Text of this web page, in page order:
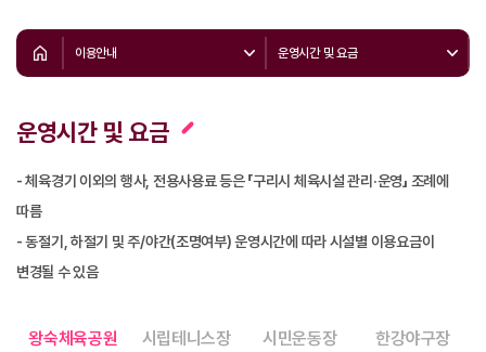
이용안내 운영시간 및 요금
운영시간 및 요금
- 체육경기 이외의 행사, 전용사용료 등은 「구리시 체육시설 관리·운영」 조례에
따름
- 동절기, 하절기 및 주/야간(조명여부) 운영시간에 따라 시설별 이용요금이
변경될 수 있음
왕숙체육공원 시립테니스장 시민운동장 한강야구장